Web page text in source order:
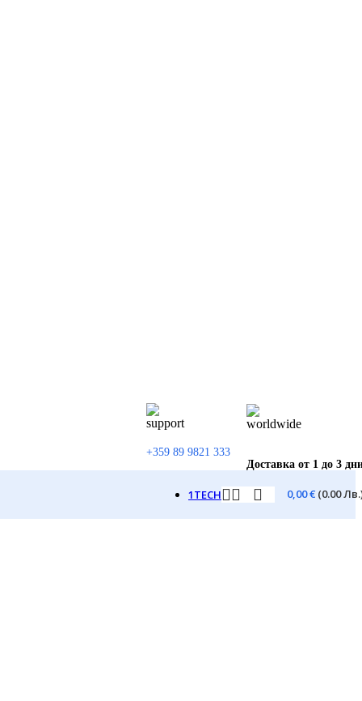
+359 89 9821 333
Доставка от 1 до 3
1TECH 0,00€ (0.00